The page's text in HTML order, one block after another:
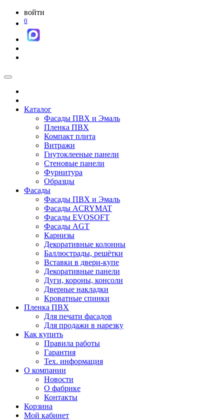
войти
0
Каталог
Фасады ПВХ и Эмаль
Пленка ПВХ
Компакт плита
Витражи
Гнутоклееные панели
Стеновые панели
Фурнитура
Образцы
Фасады
Фасады ПВХ и Эмаль
Фасады ACRYMAT
Фасады EVOSOFT
Фасады AGT
Карнизы
Декоративные колонны
Баллюстрады, решётки
Вставки в двери-купе
Декоративные панели
Дуги, короны, консоли
Дверные накладки
Кроватные спинки
Пленка ПВХ
Для печати фасадов
Для продажи в нарезку
Как купить
Правила работы
Гарантия
Тех. информация
О компании
Новости
О фабрике
Контакты
Корзина
Мой кабинет